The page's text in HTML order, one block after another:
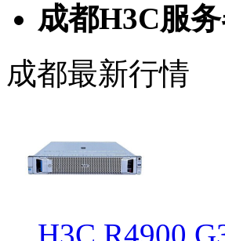
成都H3C服
成都最新行情
H3C R4900